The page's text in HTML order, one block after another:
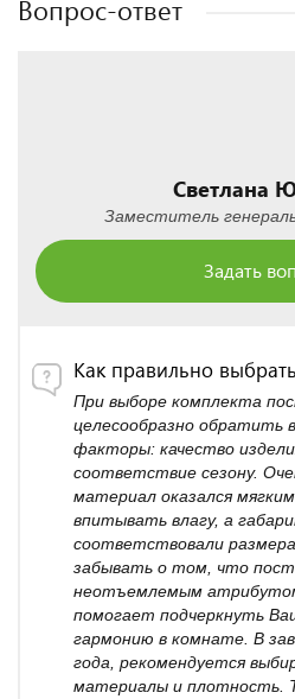
Вопрос-ответ
Светлана
Заместитель
Задать
Как правильно
При выборе комплекта
целесообразно обратить
факторы: качество
соответствие сезону.
материал оказался
впитывать влагу, а
соответствовали
забывать о том, что
неотъемлемым
помогает подчеркнуть
гармонию в комнате. В
года, рекомендуется
материалы и плотность.